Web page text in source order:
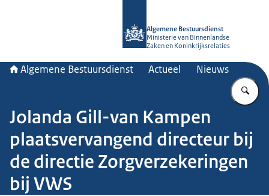
Algemene Bestuursdienst
Ministerie van Binnenlandse
Zaken en Koninkrijksrelaties
Algemene Bestuursdienst Actueel Nieuws
Jolanda Gill-van Kampen
plaatsvervangend directeur bij
de directie Zorgverzekeringen
bij VWS